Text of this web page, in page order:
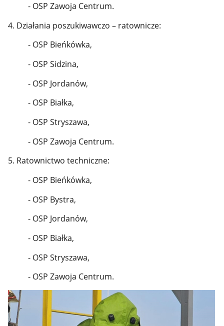
- OSP Zawoja Centrum.
4. Działania poszukiwawczo – ratownicze:
- OSP Bieńkówka,
- OSP Sidzina,
- OSP Jordanów,
- OSP Białka,
- OSP Stryszawa,
- OSP Zawoja Centrum.
5. Ratownictwo techniczne:
- OSP Bieńkówka,
- OSP Bystra,
- OSP Jordanów,
- OSP Białka,
- OSP Stryszawa,
- OSP Zawoja Centrum.